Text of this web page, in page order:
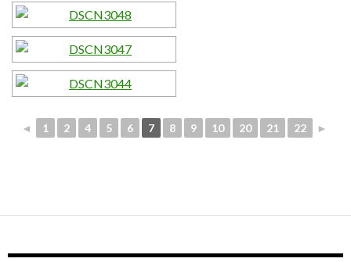
◄ 1 2 4 5 6 7 8 9 10 20 21 22 ►